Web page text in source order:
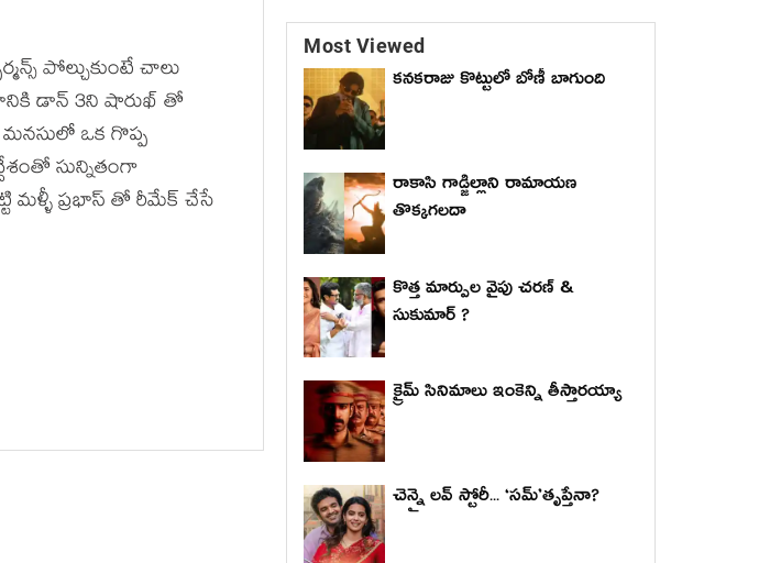
పోల్చుకుంటే చాలు
డాన్ 3ని షారుఖ్ తో
మనసులో ఒక గొప్ప
సున్నితంగా
మళ్ళీ ప్రభాస్ తో రీమేక్ చేసే
Most Viewed
కనకరాజు కొట్టులో బోణీ బాగుంది
రాకాసి గాడ్జిల్లాని రామాయణ
తొక్కగలదా
కొత్త మార్పుల వైపు చరణ్ &
సుకుమార్ ?
క్రైమ్ సినిమాలు ఇంకెన్ని తీస్తారయ్యా
చెన్నై లవ్ స్టోరీ... ‘సమ్’తృప్తేనా?